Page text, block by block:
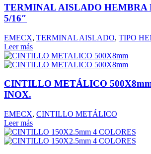
TERMINAL AISLADO HEMBRA
5/16″
EMECX, TERMINAL AISLADO, TIPO
Leer más
CINTILLO METÁLICO
INOX.
EMECX, CINTILLO METÁLICO
Leer más